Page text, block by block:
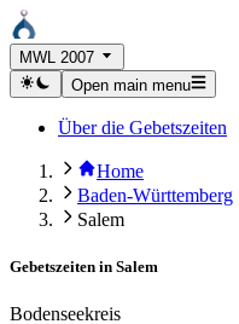
MWL 2007
Open main menu
Über die Gebetszeiten
Home
Baden-Württemberg
Salem
Gebetszeiten in Salem
Bodenseekreis